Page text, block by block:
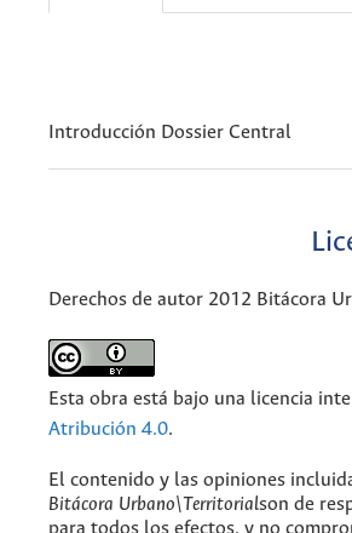
Introducción Dossier Central
Derechos de autor 2012 Bitácora
Esta obra está bajo una licencia
Atribución 4.0.
El contenido y las opiniones
Bitácora Urbano\Territorialson de